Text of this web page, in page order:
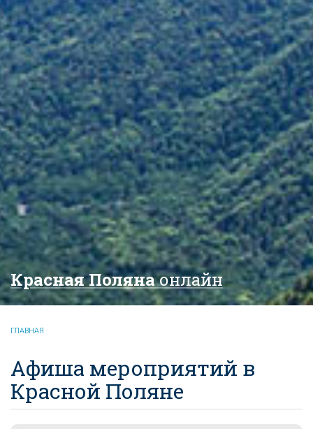
Красная Полянаонлайн
ГЛАВНАЯ
Афиша мероприятий в
Красной Поляне